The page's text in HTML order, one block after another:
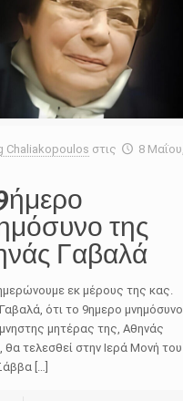
Chaliakopoulos στις
8 Μαΐου,
της
Γαβαλά
εκ μέρους της κας.
ότι το 9ημερο μνημόσυνο
μητέρας της, Αθηνάς
θα τελεσθεί στην Ιερά Μονή του
[…]